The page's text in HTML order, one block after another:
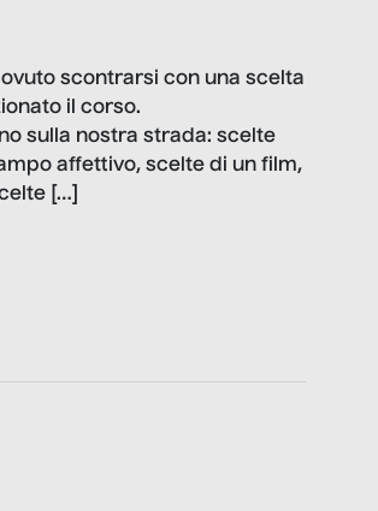
scontrarsi con una scelta
il corso.
sulla nostra strada: scelte
affettivo, scelte di un film,
[…]